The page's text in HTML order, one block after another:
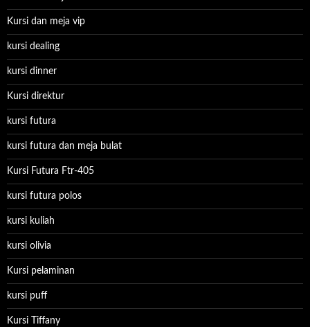
Kursi dan meja vip
kursi dealing
kursi dinner
Kursi direktur
kursi futura
kursi futura dan meja bulat
Kursi Futura Ftr-405
kursi futura polos
kursi kuliah
kursi olivia
Kursi pelaminan
kursi puff
Kursi Tiffany